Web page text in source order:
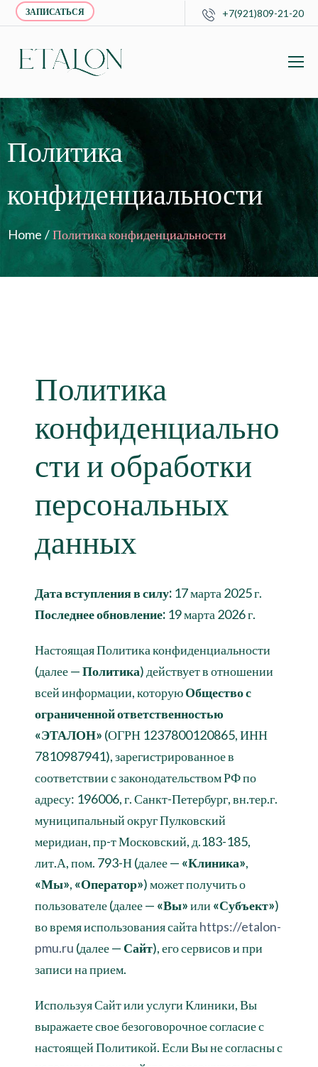
ЗАПИСАТЬСЯ +7(921)809-21-20
Политика
конфиденциальности
Home /Политика конфиденциальности
Политика
конфиденциально
сти и обработки
персональных
данных
Дата вступления в силу: 17 марта 2025 г.
Последнее обновление: 19 марта 2026 г.
Настоящая Политика конфиденциальности
(далее —Политика) действует в отношении
всей информации, которуюОбщество с
ограниченной ответственностью
«ЭТАЛОН» (ОГРН 1237800120865, ИНН
7810987941), зарегистрированное в
соответствии с законодательством РФ по
адресу: 196006, г. Санкт-Петербург, вн.тер.г.
муниципальный округ Пулковский
меридиан, пр-т Московский, д.183-185,
лит.А, пом. 793-Н (далее — «Клиника»,
«Мы», «Оператор») может получить о
пользователе (далее — «Вы»или «Субъект»)
во время использования сайта https://etalon-
pmu.ru (далее — Сайт), его сервисов и при
записи на прием.
Используя Сайт или услуги Клиники, Вы
выражаете свое безоговорочное согласие с
настоящей Политикой. Если Вы не согласны с